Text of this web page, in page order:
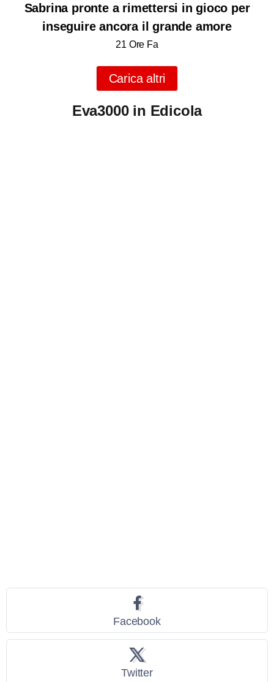
Sabrina pronte a rimettersi in gioco per
inseguire ancora il grande amore
21 Ore Fa
Carica altri
Eva3000 in Edicola
Facebook
Twitter